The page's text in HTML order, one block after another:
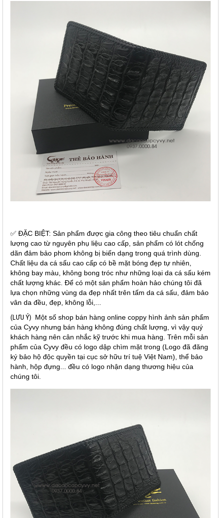
✅ ĐẶC BIỆT: Sản phẩm được gia công theo tiêu chuẩn chất
lượng cao từ nguyên phụ liệu cao cấp, sản phẩm có lót chống
dãn đảm bảo phom không bị biến dạng trong quá trình dùng.
Chất liệu da cá sấu cao cấp có bề mặt bóng đẹp tự nhiên,
không bay màu, không bong tróc như những loại da cá sấu kém
chất lượng khác. Để có một sản phẩm hoàn hảo chúng tôi đã
lựa chọn những vùng da đẹp nhất trên tấm da cá sấu, đảm bảo
vân da đều, đẹp, không lỗi,...
(LƯU Ý) Một số shop bán hàng online coppy hình ảnh sản phẩm
của Cyvy nhưng bán hàng không đúng chất lượng, vì vậy quý
khách hàng nên cân nhắc kỹ trước khi mua hàng. Trên mỗi sản
phẩm của Cyvy đều có logo dập chìm mặt trong (Logo đã đăng
ký bảo hộ độc quyền tại cục sở hữu trí tuệ Việt Nam), thể bảo
hành, hộp đựng... đều có logo nhận dạng thương hiệu của
chúng tôi.